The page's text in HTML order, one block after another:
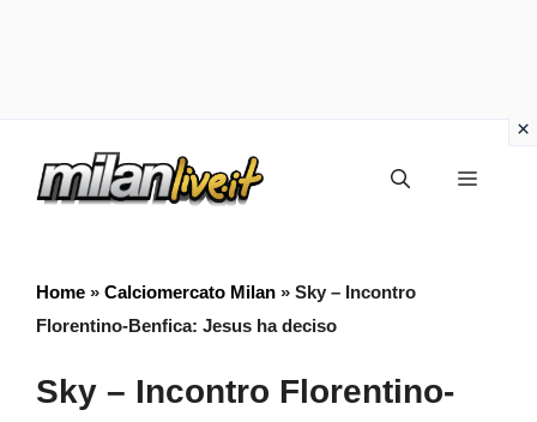
Menu
Home » Calciomercato Milan » Sky – Incontro
Florentino-Benfica: Jesus ha deciso
Sky – Incontro Florentino-